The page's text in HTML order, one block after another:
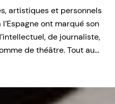
artistiques et personnels
ont marqué son
de journaliste,
de théâtre. Tout au…